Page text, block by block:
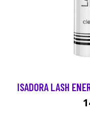
ISADORA LASH